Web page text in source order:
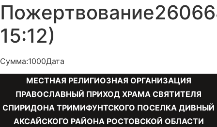
15:12)
Сумма:1000Дата
МЕСТНАЯ РЕЛИГИОЗНАЯ ОРГАНИЗАЦИЯ
ПРАВОСЛАВНЫЙ ПРИХОД ХРАМА СВЯТИТЕЛЯ
СПИРИДОНА ТРИМИФУНТСКОГО ПОСЕЛКА ДИВНЫЙ
АКСАЙСКОГО РАЙОНА РОСТОВСКОЙ ОБЛАСТИ